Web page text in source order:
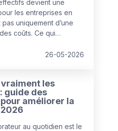
devient une
les entreprises en
pas uniquement d’une
coûts. Ce qui
les talents humains et
26-05-2026
vraiment les
guide des
améliorer la
au quotidien est le